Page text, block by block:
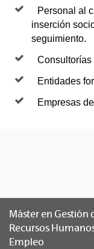
Personal al
inserción
seguimiento.
Consultorías
Entidades
Empresas
Máster en Gestión
Recursos
Empleo